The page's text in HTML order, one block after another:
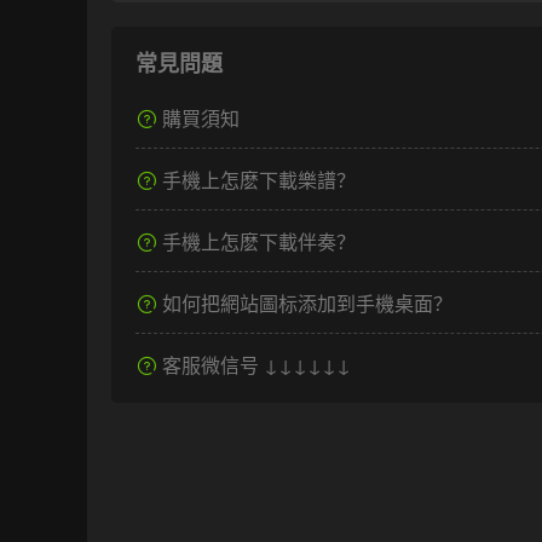
常見問題
購買須知
手機上怎麽下載樂譜？
手機上怎麽下載伴奏？
如何把網站圖标添加到手機桌面？
客服微信号 ↓↓↓↓↓↓